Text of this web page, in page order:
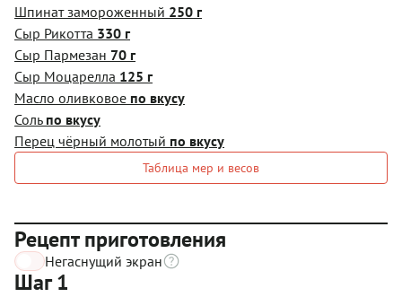
Шпинат замороженный 250 г
Сыр Рикотта 330 г
Сыр Пармезан 70 г
Сыр Моцарелла 125 г
Масло оливковое по вкусу
Соль по вкусу
Перец чёрный молотый по вкусу
Таблица мер и весов
Рецепт приготовления
Негаснущий экран
Шаг 1